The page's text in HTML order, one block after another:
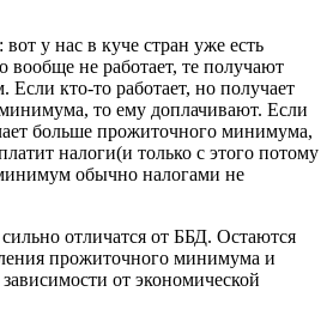
у нас в куче стран уже есть
вообще не работает, те получают
кто-то работает, но получает
то ему доплачивают. Если
больше прожиточного минимума,
налоги(и только с этого потому
обычно налогами не
отличатся от ББД. Остаются
прожиточного минимума и
от экономической